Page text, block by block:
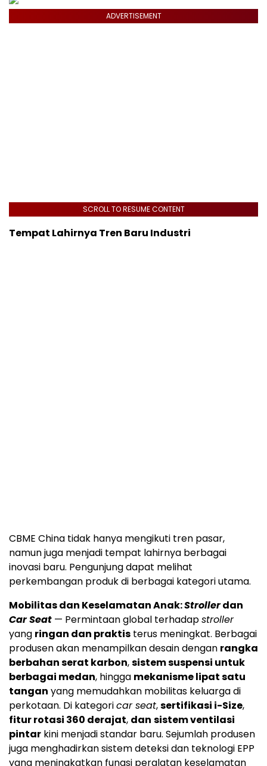
ADVERTISEMENT
SCROLL TO RESUME CONTENT
Tempat Lahirnya Tren Baru Industri
CBME China tidak hanya mengikuti tren pasar,
namun juga menjadi tempat lahirnya berbagai
inovasi baru. Pengunjung dapat melihat
perkembangan produk di berbagai kategori utama.
Mobilitas dan Keselamatan Anak:Strollerdan
Car Seat — Permintaan global terhadapstroller
yang ringan dan praktis terus meningkat. Berbagai
produsen akan menampilkan desain dengan rangka
berbahan serat karbon,sistem suspensi untuk
berbagai medan, hingga mekanisme lipat satu
tangan yang memudahkan mobilitas keluarga di
perkotaan. Di kategoricar seat,sertifikasi i-Size,
fitur rotasi 360 derajat, dan sistem ventilasi
pintar kini menjadi standar baru. Sejumlah produsen
juga menghadirkan sistem deteksi dan teknologi EPP
yang meningkatkan fungsi peralatan keselamatan